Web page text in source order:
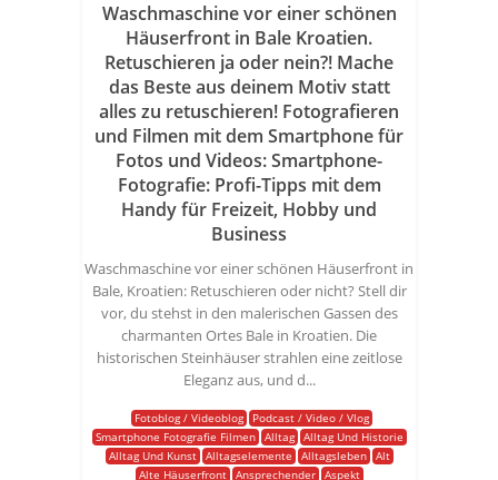
Waschmaschine vor einer schönen
Häuserfront in Bale Kroatien.
Retuschieren ja oder nein?! Mache
das Beste aus deinem Motiv statt
alles zu retuschieren! Fotografieren
und Filmen mit dem Smartphone für
Fotos und Videos: Smartphone-
Fotografie: Profi-Tipps mit dem
Handy für Freizeit, Hobby und
Business
Waschmaschine vor einer schönen Häuserfront in
Bale, Kroatien: Retuschieren oder nicht? Stell dir
vor, du stehst in den malerischen Gassen des
charmanten Ortes Bale in Kroatien. Die
historischen Steinhäuser strahlen eine zeitlose
Eleganz aus, und d...
Fotoblog / Videoblog
Podcast / Video / Vlog
Smartphone Fotografie Filmen
Alltag
Alltag Und Historie
Alltag Und Kunst
Alltagselemente Alltagsleben
Alt
Alte Häuserfront
Ansprechender
Aspekt